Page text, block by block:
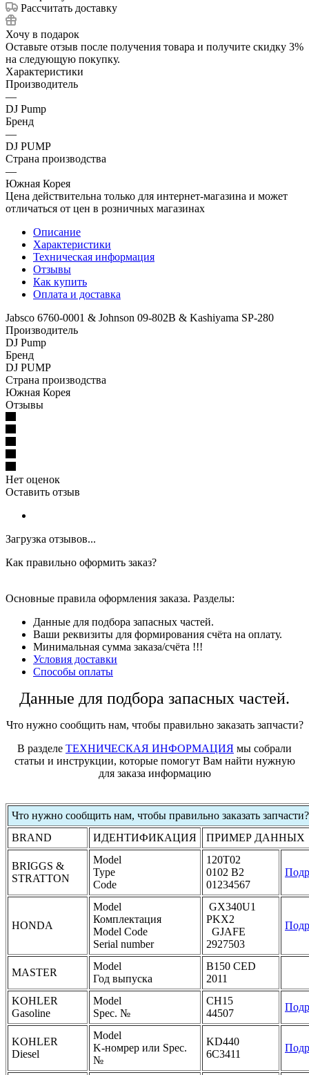
Рассчитать доставку
Хочу в подарок
Оставьте отзыв после получения товара и получите скидку 3%
на следующую покупку.
Характеристики
Производитель
—
DJ Pump
Бренд
—
DJ PUMP
Страна производства
—
Южная Корея
Цена действительна только для интернет-магазина и может
отличаться от цен в розничных магазинах
Описание
Характеристики
Техническая информация
Отзывы
Как купить
Оплата и доставка
Jabsco 6760-0001 & Johnson 09-802B & Kashiyama SP-280
Производитель
DJ Pump
Бренд
DJ PUMP
Страна производства
Южная Корея
Отзывы
Нет оценок
Оставить отзыв
Загрузка отзывов...
Как правильно оформить заказ?
Основные правила оформления заказа. Разделы:
Данные для подбора запасных частей.
Ваши реквизиты для формирования счёта на оплату.
Минимальная сумма заказа/счёта !!!
Условия доставки
Способы оплаты
Данные для подбора запасных частей.
Что нужно сообщить нам, чтобы правильно заказать запчасти?
В разделе ТЕХНИЧЕСКАЯ ИНФОРМАЦИЯ мы собрали
статьи и инструкции, которые помогут Вам найти нужную
для заказа информацию
Что нужно сообщить нам, чтобы правильно заказать запчасти?
BRAND
ИДЕНТИФИКАЦИЯ ПРИМЕР ДАННЫХ
BRIGGS &
STRATTON
Model
Type
Code
120T02
0102 B2
01234567
HONDA
Model
Комплектация
Model Code
Serial number
GX340U1
PKX2
GJAFE
2927503
MASTER
Model
Год выпуска
B150 CED
2011
KOHLER
Gasoline
Model
Spec. №
CH15
44507
KOHLER
Diesel
Model
K-номрер или Spec.
№
KD440
6C3411